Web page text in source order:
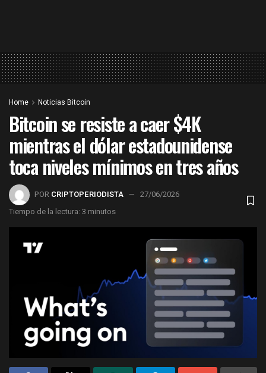
Home Noticias Bitcoin
Bitcoin se resiste a caer $4K
mientras el dólar estadounidense
toca niveles mínimos en tres años
POR CRIPTOPERIODISTA
27/06/2026
Tiempo de la lectura: 3 minutos